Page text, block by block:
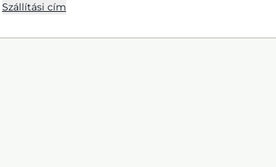
Szállítási cím